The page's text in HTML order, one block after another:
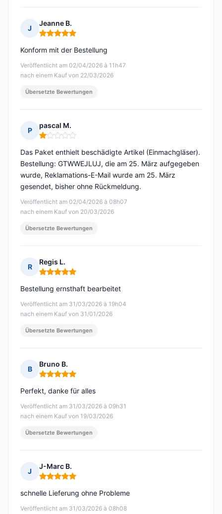
J
Jeanne B.
Hinweis: 5 von 5
Veröffentlicht am 02/04/2026 à 11h47
nach einem Kauf von 22/03/2026
Konform mit der Bestellung
Übersetzte Bewertungen
P
pascal M.
Hinweis: 1 von 5
Veröffentlicht am 02/04/2026 à 08h07
nach einem Kauf von 20/03/2026
Das Paket enthielt beschädigte Artikel (Einmachgläser).
Bestellung: GTWWEJLUJ, die am 25. März aufgegeben
wurde, Reklamations-E-Mail wurde am 25. März
gesendet, bisher ohne Rückmeldung.
Übersetzte Bewertungen
R
Regis L.
Hinweis: 5 von 5
Veröffentlicht am 31/03/2026 à 19h04
nach einem Kauf von 31/01/2026
Bestellung ernsthaft bearbeitet
Übersetzte Bewertungen
B
Bruno B.
Hinweis: 5 von 5
Veröffentlicht am 31/03/2026 à 09h31
nach einem Kauf von 19/03/2026
Perfekt, danke für alles
Übersetzte Bewertungen
J
J-Marc B.
Hinweis: 5 von 5
Veröffentlicht am 31/03/2026 à 08h08
schnelle Lieferung ohne Probleme